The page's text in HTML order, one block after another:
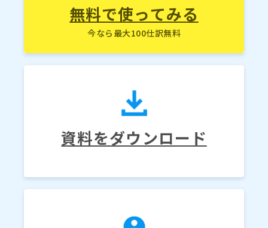
無料で使ってみる
今なら最大100仕訳無料
資料をダウンロード